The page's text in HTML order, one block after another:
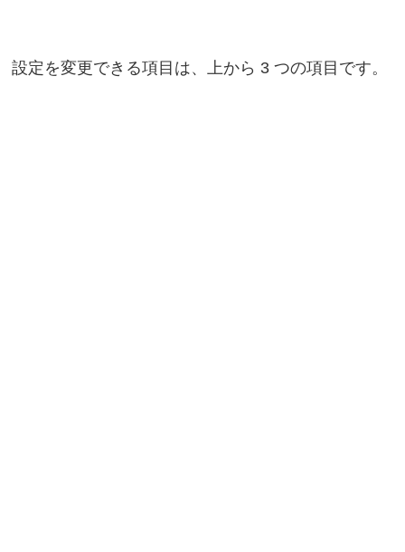
設定を変更できる項目は、上から 3 つの項目です。